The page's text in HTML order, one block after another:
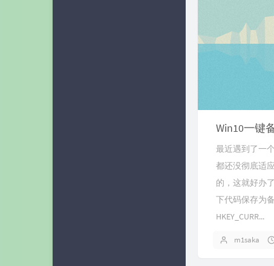
Win10一键
最近遇到了一
都还没彻底适
的，这就好办
下代码保存为
HKEY_CURR...
m1saka